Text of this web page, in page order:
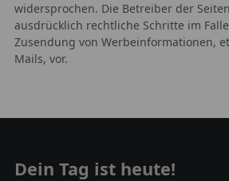
widersprochen. Die Betreiber der
ausdrücklich rechtliche Schritte im
Zusendung von Werbeinformationen,
Mails, vor.
Dein Tag ist heute!